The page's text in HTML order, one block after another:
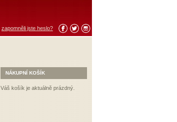
zapomněli jste heslo?
NÁKUPNÍ KOŠÍK
Váš košík je aktuálně prázdný.